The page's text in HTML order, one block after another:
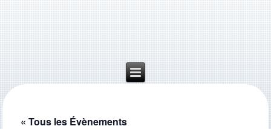
« Tous les Évènements